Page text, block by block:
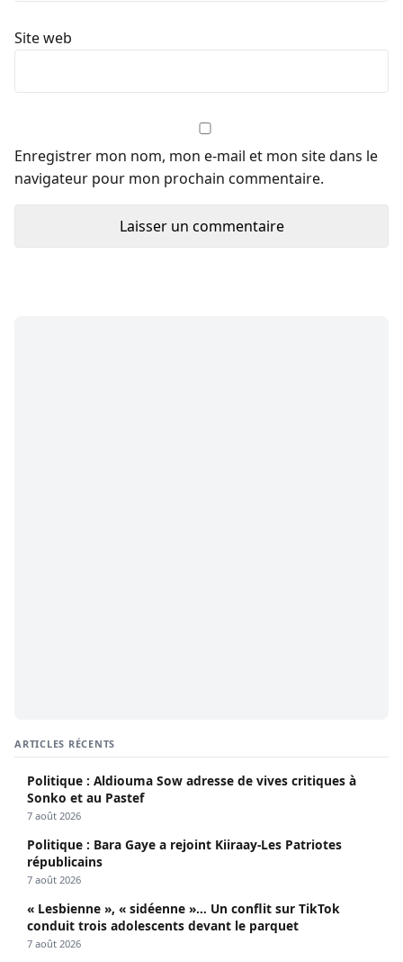
Site web
Enregistrer mon nom, mon e-mail et mon site dans le
navigateur pour mon prochain commentaire.
ARTICLES RÉCENTS
Politique : Aldiouma Sow adresse de vives critiques à
Sonko et au Pastef
7 août 2026
Politique : Bara Gaye a rejoint Kiiraay-Les Patriotes
républicains
7 août 2026
« Lesbienne », « sidéenne »… Un conflit sur TikTok
conduit trois adolescents devant le parquet
7 août 2026